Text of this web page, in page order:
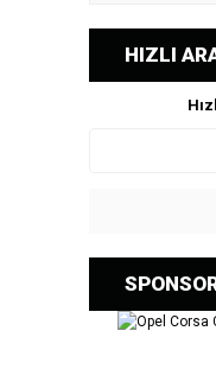
HIZLI